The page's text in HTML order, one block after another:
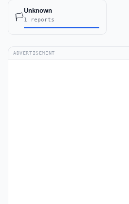
🏳️
Unknown
1 reports
ADVERTISEMENT